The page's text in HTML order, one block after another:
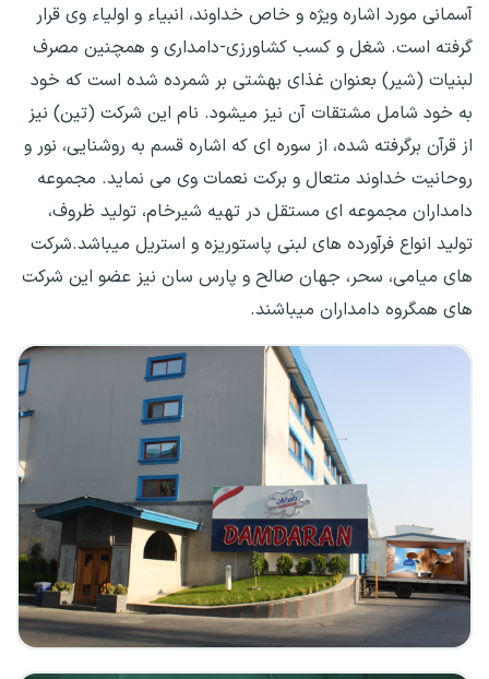
آسمانی مورد اشاره ویژه و خاص خداوند، انبیاء و اولیاء وی قرار
گرفته است. شغل و کسب کشاورزی-دامداری و همچنین مصرف
لبنیات (شیر) بعنوان غذای بهشتی بر شمرده شده است که خود
به خود شامل مشتقات آن نیز میشود. نام این شرکت (تین) نیز
از قرآن برگرفته شده، از سوره ای که اشاره قسم به روشنایی، نور و
روحانیت خداوند متعال و برکت نعمات وی می نماید. مجموعه
دامداران مجموعه ای مستقل در تهیه شیرخام، تولید ظروف،
تولید انواع فرآورده های لبنی پاستوریزه و استریل میباشد.شرکت
های میامی، سحر، جهان صالح و پارس سان نیز عضو این شرکت
های همگروه دامداران میباشند.